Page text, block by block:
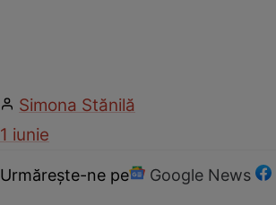
Simona Stănilă
1 iunie
Urmărește-ne pe Google News